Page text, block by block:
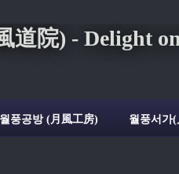
道院) - Delight
월풍공방 (月風工房) 월풍서가